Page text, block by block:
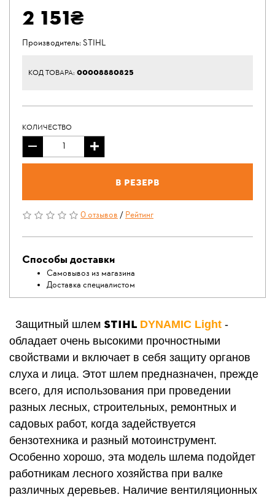
2 151₴
Производитель:STIHL
КОД ТОВАРА: 00008880825
КОЛИЧЕСТВО
В резерв
0 отзывов/Рейтинг
Способы доставки
Самовывоз из магазина
Доставка специалистом
Защитный шлем STIHL DYNAMIC Light -
обладает очень высокими прочностными
свойствами и включает в себя защиту органов
слуха и лица. Этот шлем предназначен, прежде
всего, для использования при проведении
разных лесных, строительных, ремонтных и
садовых работ, когда задействуется
бензотехника и разный мотоинструмент.
Особенно хорошо, эта модель шлема подойдет
работникам лесного хозяйства при валке
различных деревьев. Наличие вентиляционных